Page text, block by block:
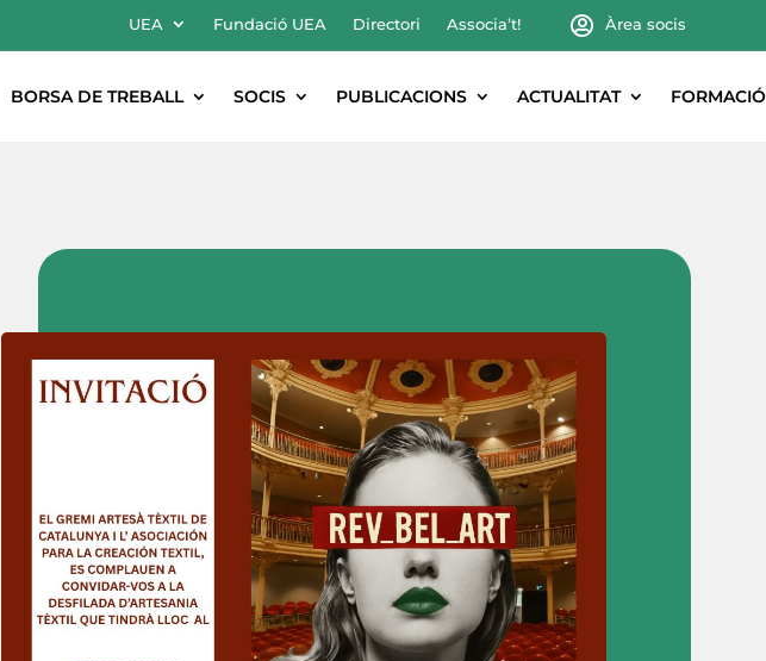
UEA Fundació UEA Directori Associa’t! Àrea socis
BORSA DE TREBALL SOCIS PUBLICACIONS ACTUALITAT FORMACIÓ